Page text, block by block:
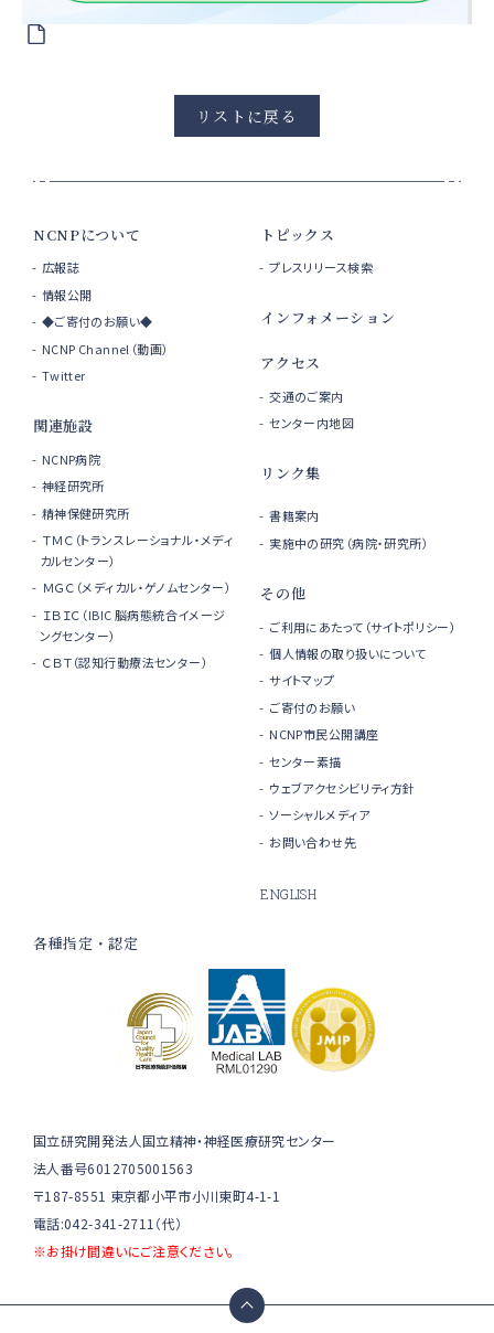
リストに戻る
NCNPについて
広報誌
情報公開
◆ご寄付のお願い◆
NCNP Channel（動画）
Twitter
関連施設
NCNP病院
神経研究所
精神保健研究所
ＴＭＣ（トランスレーショナル・メディ
カルセンター）
ＭＧＣ（メディカル・ゲノムセンター）
ＩＢＩＣ（IBIC 脳病態統合イメージ
ングセンター）
ＣＢＴ（認知行動療法センター）
トピックス
プレスリリース検索
インフォメーション
アクセス
交通のご案内
センター内地図
リンク集
書籍案内
実施中の研究（病院・研究所）
その他
ご利用にあたって（サイトポリシー）
個人情報の取り扱いについて
サイトマップ
ご寄付のお願い
NCNP市民公開講座
センター素描
ウェブアクセシビリティ方針
ソーシャルメディア
お問い合わせ先
ENGLISH
各種指定・認定
国立研究開発法人国立精神・神経医療研究センター
法人番号6012705001563
〒187-8551 東京都小平市小川東町4-1-1
電話:042-341-2711（代）
※お掛け間違いにご注意ください。